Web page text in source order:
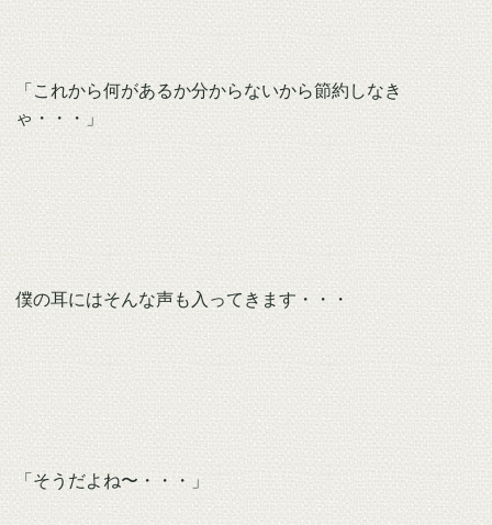
「これから何があるか分からないから節約しなき
ゃ・・・」
僕の耳にはそんな声も入ってきます・・・
「そうだよね〜・・・」